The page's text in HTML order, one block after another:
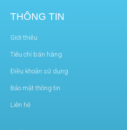
THÔNG TIN
Giới thiệu
Tiêu chí bán hàng
Điều khoản sử dụng
Bảo mật thông tin
Liên hệ